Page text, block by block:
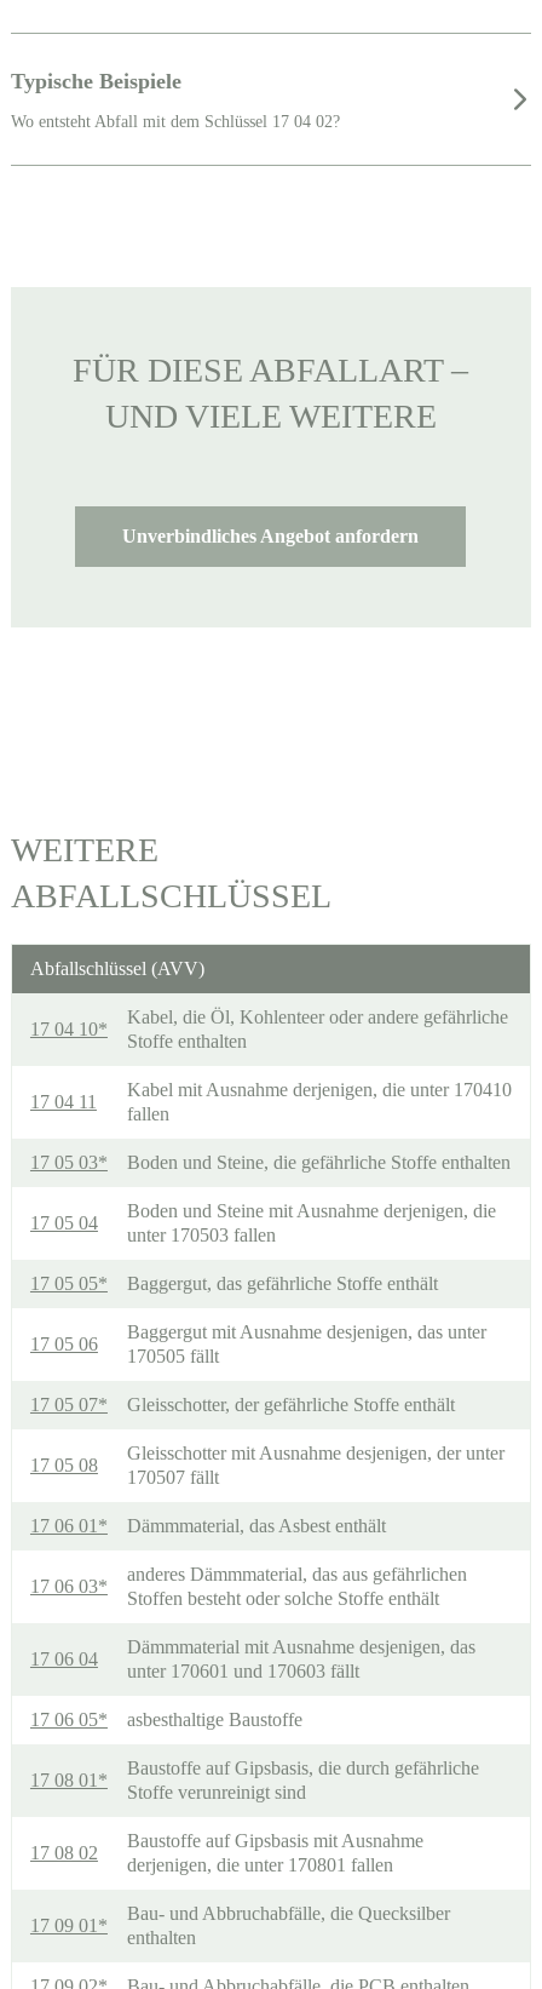
Typische Beispiele
Wo entsteht Abfall mit dem Schlüssel 17 04 02?
FÜR DIESE ABFALLART –
UND VIELE WEITERE
Unverbindliches Angebot anfordern
WEITERE
ABFALLSCHLÜSSEL
Abfallschlüssel (AVV)
17 04 10*
Kabel, die Öl, Kohlenteer oder andere gefährliche
Stoffe enthalten
17 04 11
Kabel mit Ausnahme derjenigen, die unter 170410
fallen
17 05 03* Boden und Steine, die gefährliche Stoffe enthalten
17 05 04
Boden und Steine mit Ausnahme derjenigen, die
unter 170503 fallen
17 05 05* Baggergut, das gefährliche Stoffe enthält
17 05 06
Baggergut mit Ausnahme desjenigen, das unter
170505 fällt
17 05 07* Gleisschotter, der gefährliche Stoffe enthält
17 05 08
Gleisschotter mit Ausnahme desjenigen, der unter
170507 fällt
17 06 01* Dämmmaterial, das Asbest enthält
17 06 03*
anderes Dämmmaterial, das aus gefährlichen
Stoffen besteht oder solche Stoffe enthält
17 06 04
Dämmmaterial mit Ausnahme desjenigen, das
unter 170601 und 170603 fällt
17 06 05* asbesthaltige Baustoffe
17 08 01*
Baustoffe auf Gipsbasis, die durch gefährliche
Stoffe verunreinigt sind
17 08 02
Baustoffe auf Gipsbasis mit Ausnahme
derjenigen, die unter 170801 fallen
17 09 01*
Bau- und Abbruchabfälle, die Quecksilber
enthalten